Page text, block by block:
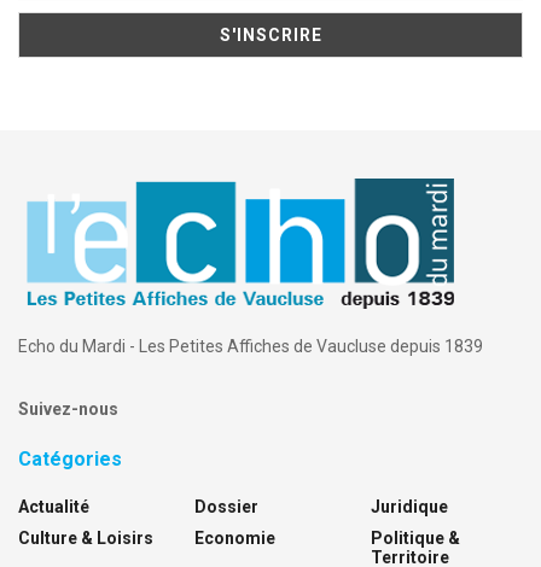
Echo du Mardi - Les Petites Affiches de Vaucluse depuis 1839
Suivez-nous
Catégories
Actualité
Culture & Loisirs
Dossier
Economie
Juridique
Politique &
Territoire